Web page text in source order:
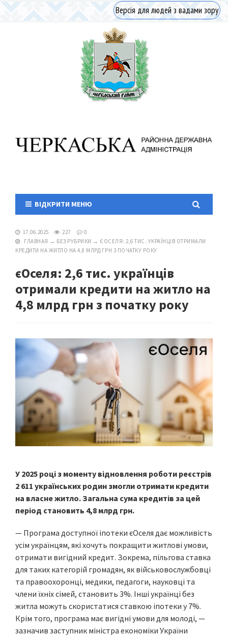
Версія для людей з вадами зору
ВІДКРИТИ МЕНЮ
17.06.2025 227
0
ГЛАВНАЯ → БЕЗ РУБРИКИ → ЄОСЕЛЯ: 2,6 ТИС. УКРАЇНЦІВ ОТРИМАЛИ
КРЕДИТИ НА ЖИТЛО НА 4,8 МЛРД ГРН З ПОЧАТКУ РОКУ
єОселя: 2,6 тис. українців
отримали кредити на житло на
4,8 млрд грн з початку року
У 2025 році з моменту відновлення роботи реєстрів
2 611 українських родин змогли отримати кредити
на власне житло. Загальна сума кредитів за цей
період становить 4,8 млрд грн.
— Програма доступної іпотеки єОселя дає можливість
усім українцям, які хочуть покращити житлові умови,
отримати вигідний кредит. Зокрема, пільгова ставка
для таких категорій громадян, як військовослужбовці
та правоохоронці, медики, педагоги, науковці та
члени їхніх сімей, становить 3%. Інші українці без
житла можуть скористатися ставкою іпотеки у 7%.
Крім того, програма має вигідні умови для молоді, —
зазначив заступник міністра економіки України